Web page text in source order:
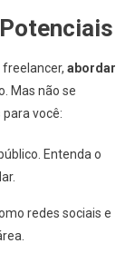
abordar
Mas não se
você:
Entenda o
redes sociais e